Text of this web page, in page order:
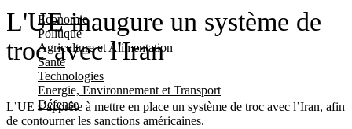
Economie
Politique
Agriculture et Alimentation
Santé
Technologies
Energie, Environnement et Transport
Défense
L'UE inaugure un système de
troc avec l'Iran
L’UE s’apprête à mettre en place un système de troc avec l’Iran, afin
de contourner les sanctions américaines.